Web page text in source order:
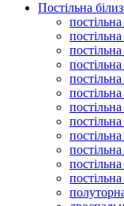
Постільна